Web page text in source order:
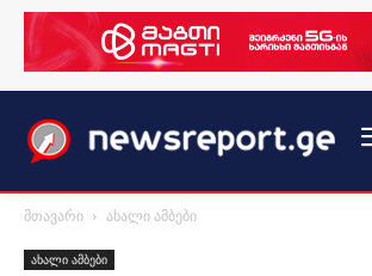
მთავარი ახალი ამბები
ახალი ამბები